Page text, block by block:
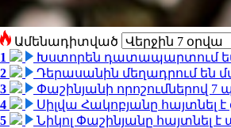
Ամենադիտված
1
Խստորեն դատապարտում եմ
2
Դերասանին մեղադրում են
3
Փաշինյանի որոշումներով
4
Սիլվա Հակոբյանը հայտնել
5
Նիկոլ Փաշինյանը